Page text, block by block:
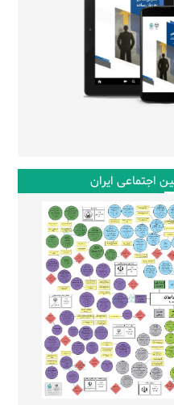
اجتماعی ایران